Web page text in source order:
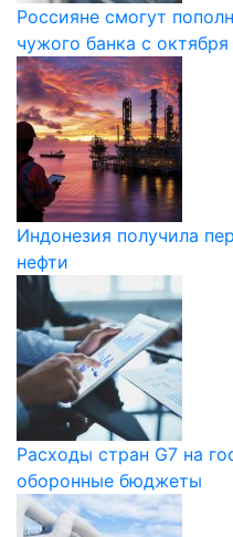
Россияне смогут
чужого банка с октября
Индонезия получила
нефти
Расходы стран G7 на
оборонные бюджеты